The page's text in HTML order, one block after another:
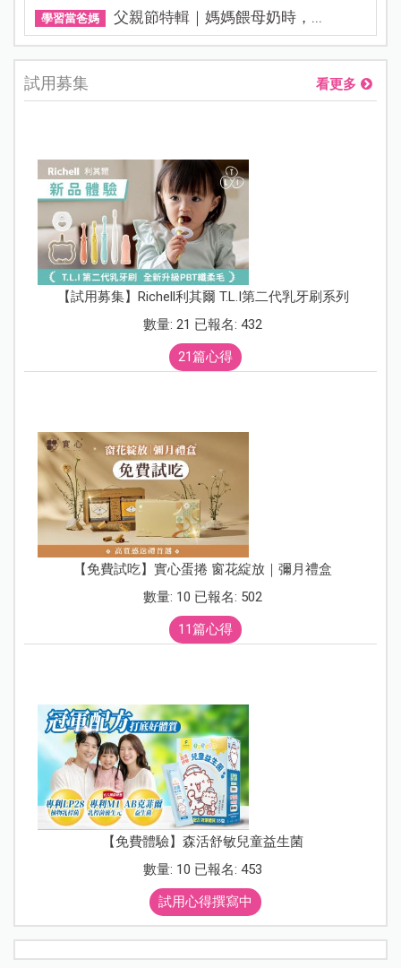
學習當爸媽 父親節特輯｜媽媽餵母奶時，...
試用募集 看更多
【試用募集】Richell利其爾 T.L.I第二代乳牙刷系列
數量: 21 已報名: 432
21篇心得
【免費試吃】實心蛋捲 窗花綻放｜彌月禮盒
數量: 10 已報名: 502
11篇心得
【免費體驗】森活舒敏兒童益生菌
數量: 10 已報名: 453
試用心得撰寫中